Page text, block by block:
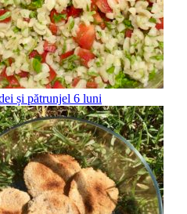
și pătrunjel 6 luni